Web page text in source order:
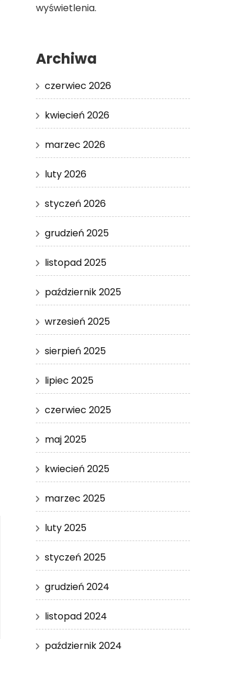
wyświetlenia.
Archiwa
czerwiec 2026
kwiecień 2026
marzec 2026
luty 2026
styczeń 2026
grudzień 2025
listopad 2025
październik 2025
wrzesień 2025
sierpień 2025
lipiec 2025
czerwiec 2025
maj 2025
kwiecień 2025
marzec 2025
luty 2025
styczeń 2025
grudzień 2024
listopad 2024
październik 2024